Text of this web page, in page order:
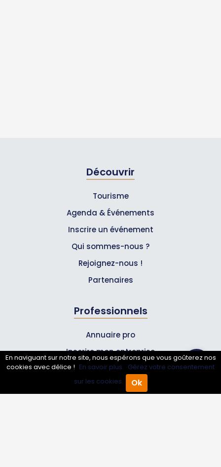
Annuaire Pro Agenda
Découvrir
Tourisme
Agenda & Événements
Inscrire un événement
Qui sommes-nous ?
Rejoignez-nous !
Partenaires
Professionnels
Annuaire pro
Inscrire mon entreprise
Les Abonnements Pros
En naviguant sur notre site, nous espérons que vous goûterez nos
cookies avec délice ! En savoir plus. Gérez votre consentement
sur les cookies.
Ok